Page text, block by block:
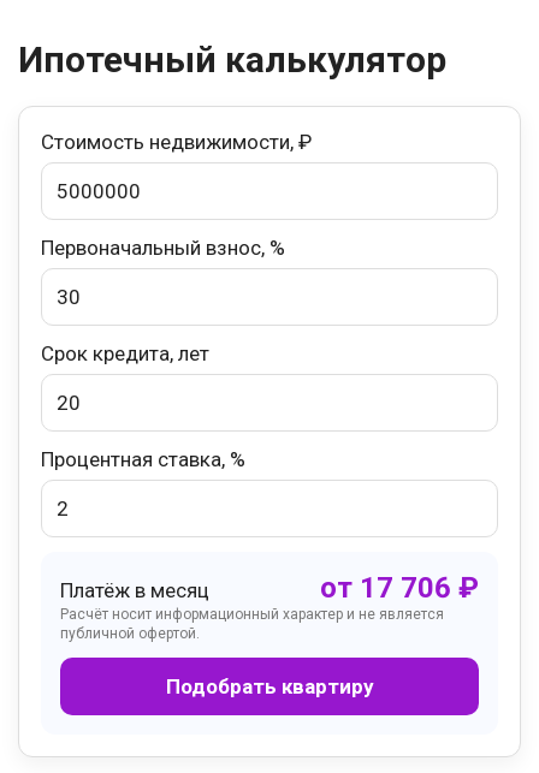
Ипотечный калькулятор
Стоимость недвижимости, ₽
Первоначальный взнос, %
Срок кредита, лет
Процентная ставка, %
Платёж в месяц от 17 706 ₽
Расчёт носит информационный характер и не является
публичной офертой.
Подобрать квартиру